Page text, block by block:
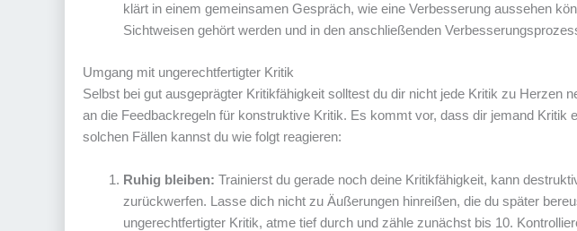
klärt in einem gemeinsamen Gespräch, wie eine Verbesserung aussehen
Sichtweisen gehört werden und in den anschließenden
Umgang mit ungerechtfertigter Kritik
Selbst bei gut ausgeprägter Kritikfähigkeit solltest du dir nicht jede Kritik zu Herzen
an die Feedbackregeln für konstruktive Kritik. Es kommt vor, dass dir jemand Kritik
solchen Fällen kannst du wie folgt reagieren:
Ruhig bleiben: Trainierst du gerade noch deine Kritikfähigkeit, kann
zurückwerfen. Lasse dich nicht zu Äußerungen hinreißen, die du später
ungerechtfertigter Kritik, atme tief durch und zähle zunächst bis 10.